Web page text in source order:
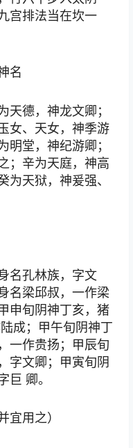
宫排法当在坎一
名
天德，神龙文卿；
女、天女，神季游
明堂，神纪游卿；
；辛为天庭，神高
为天狱，神爰强、
名孔林族，字文
名梁邱叔，一作梁
申旬阴神丁亥，猪
成；甲午旬阴神丁
一作贵扬；甲辰旬
字文卿；甲寅旬阴
巨 卿。
宜用之）